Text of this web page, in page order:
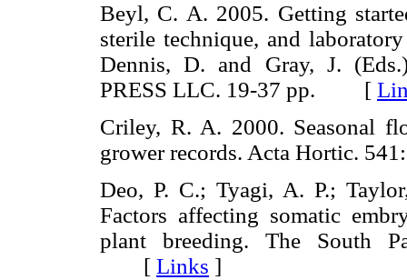
Beyl, C. A. 2005. Getting
sterile technique, and
Dennis, D. and Gray, J.
PRESS LLC. 19-37 pp. [
Criley, R. A. 2000. Seasonal
grower records. Acta Hortic.
Deo, P. C.; Tyagi, A. P.;
Factors affecting somatic
plant breeding. The South
[ Links ]